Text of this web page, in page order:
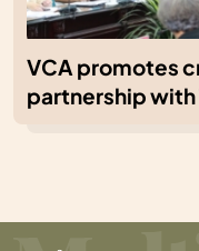
VCA promotes
partnership with